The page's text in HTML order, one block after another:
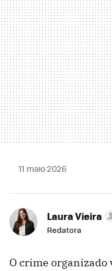
11 maio 2026
Laura Vieira
Redatora
O crime organizado